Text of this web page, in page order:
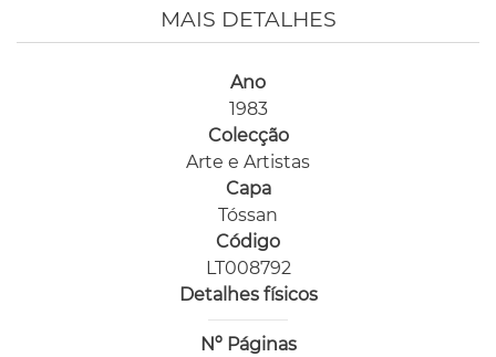
MAIS DETALHES
Ano
1983
Colecção
Arte e Artistas
Capa
Tóssan
Código
LT008792
Detalhes físicos
Nº Páginas